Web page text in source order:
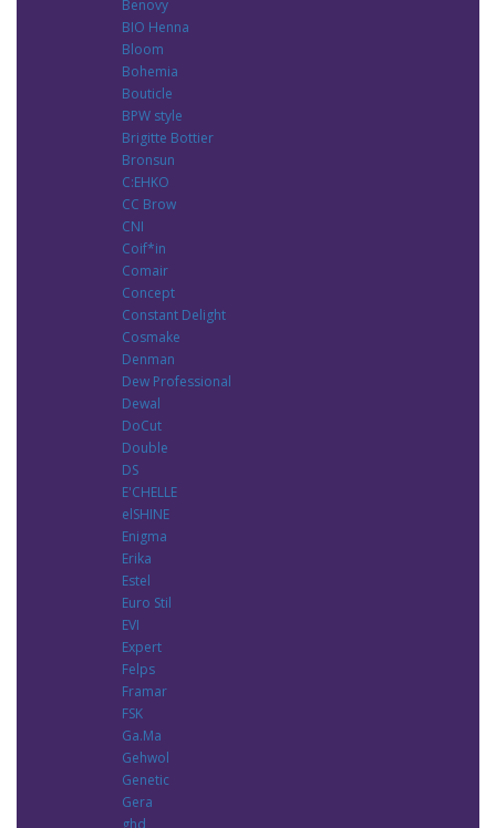
Benovy
BIO Henna
Bloom
Bohemia
Bouticle
BPW style
Brigitte Bottier
Bronsun
C:EHKO
CC Brow
CNI
Coif*in
Comair
Concept
Constant Delight
Cosmake
Denman
Dew Professional
Dewal
DoCut
Double
DS
E'CHELLE
elSHINE
Enigma
Erika
Estel
Euro Stil
EVI
Expert
Felps
Framar
FSK
Ga.Ma
Gehwol
Genetic
Gera
ghd